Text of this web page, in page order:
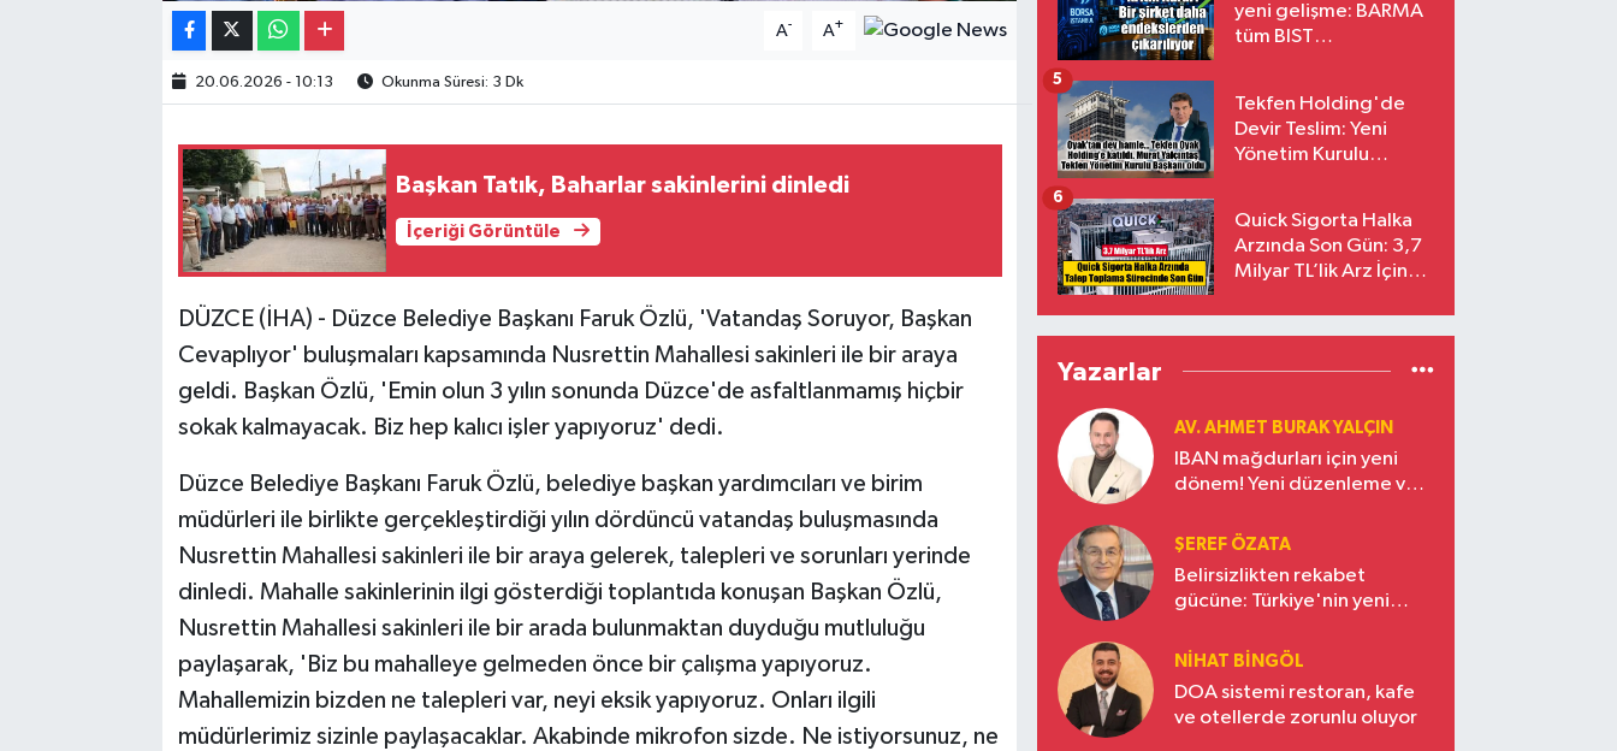
A- A+
20.06.2026 - 10:13 Okunma Süresi: 3 Dk
Başkan Tatık, Baharlar sakinlerini dinledi
İçeriği Görüntüle
DÜZCE (İHA) - Düzce Belediye Başkanı Faruk Özlü, 'Vatandaş Soruyor, Başkan
Cevaplıyor' buluşmaları kapsamında Nusrettin Mahallesi sakinleri ile bir araya
geldi. Başkan Özlü, 'Emin olun 3 yılın sonunda Düzce'de asfaltlanmamış hiçbir
sokak kalmayacak. Biz hep kalıcı işler yapıyoruz' dedi.
Düzce Belediye Başkanı Faruk Özlü, belediye başkan yardımcıları ve birim
müdürleri ile birlikte gerçekleştirdiği yılın dördüncü vatandaş buluşmasında
Nusrettin Mahallesi sakinleri ile bir araya gelerek, talepleri ve sorunları yerinde
dinledi. Mahalle sakinlerinin ilgi gösterdiği toplantıda konuşan Başkan Özlü,
Nusrettin Mahallesi sakinleri ile bir arada bulunmaktan duyduğu mutluluğu
paylaşarak, 'Biz bu mahalleye gelmeden önce bir çalışma yapıyoruz.
Mahallemizin bizden ne talepleri var, neyi eksik yapıyoruz. Onları ilgili
müdürlerimiz sizinle paylaşacaklar. Akabinde mikrofon sizde. Ne istiyorsunuz, ne
yeni gelişme: BARMA
tüm BIST
Tekfen Holding'de
Devir Teslim: Yeni
Yönetim Kurulu
5
Quick Sigorta Halka
Arzında Son Gün: 3,7
Milyar TL’lik Arz İçin
Eriyor
6
Yazarlar
AV. AHMET BURAK YALÇIN
IBAN mağdurları için yeni
dönem! Yeni düzenleme ve
ŞEREF ÖZATA
Belirsizlikten rekabet
gücüne: Türkiye'nin yeni
NIHAT BINGÖL
DOA sistemi restoran, kafe
ve otellerde zorunlu oluyor